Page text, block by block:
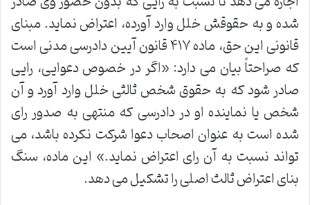
شده و به حقوقش خلل وارد آورده، اعتراض نماید. مبنای
قانونی این حق، ماده ۴۱۷ قانون آیین دادرسی مدنی است
که صراحتاً بیان می دارد: «اگر در خصوص دعوایی، رایی
صادر شود که به حقوق شخص ثالثی خلل وارد آورد و آن
شخص یا نماینده او در دادرسی که منتهی به صدور رای
شده است به عنوان اصحاب دعوا شرکت نکرده باشد، می
تواند نسبت به آن رای اعتراض نماید.» این ماده، سنگ
بنای اعتراض ثالث اصلی را تشکیل می دهد.